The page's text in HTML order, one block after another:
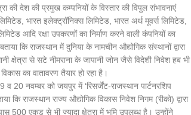
की देश की प्रमुख कम्पनियों के विस्तार की विपुल संभावनाएं
भारत इलेक्ट्रॉनिक्स लिमिटेड, भारत अर्थ मूवर्स लिमिटेड,
आदि रक्षा उपकरणों का निर्माण करने वाली कंपनियों का
कि राजस्थान में दुनिया के नामचीन औद्योगिक संस्थानों द्वारा
क्षेत्रा से सटे नीमराना के जापानी जोन जैसे विदेशी निवेश हब भी
का वातावरण तैयार हो रहा है।
व 20 नवम्बर को जयपुर में ‘रिसर्जेंट-राजस्थान पार्टनरशिप
कि राजस्थान राज्य औद्योगिक विकास निवेश निगम (रीको) द्वारा
500 एकड़ से भी ज्यादा क्षेत्रा में भूमि उपलब्ध है। उन्होंने